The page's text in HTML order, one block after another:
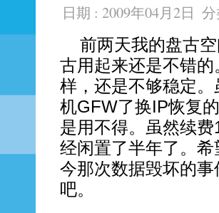
日期 : 2009年04月2日
前两天我的盘古
古用起来还是不错
样，还是不够稳定
机GFW了换IP恢复
是用不得。虽然续
经闲置了半年了。
今那次数据毁坏的
吧。